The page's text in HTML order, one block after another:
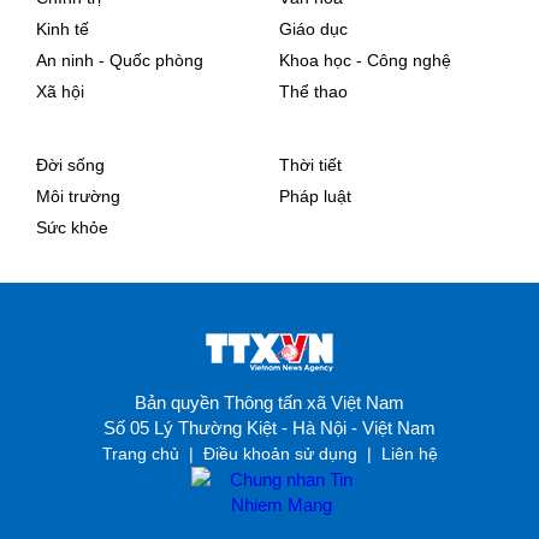
Kinh tế
An ninh - Quốc phòng
Xã hội
Giáo dục
Khoa học - Công nghệ
Thể thao
Đời sống
Môi trường
Sức khỏe
Thời tiết
Pháp luật
Bản quyền Thông tấn xã Việt Nam
Số 05 Lý Thường Kiệt - Hà Nội - Việt Nam
Trang chủ | Điều khoản sử dụng | Liên hệ